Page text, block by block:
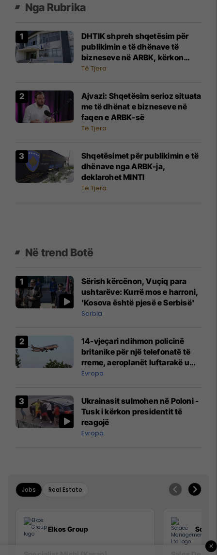
Nga Rubrika
DHTIK shpreh shqetësim për
publikimin e të dhënave të
bizneseve në ARBK, kërkon
ndërhyrje urgjente të
Të Tjera
Ajvazi: Shqetësim serioz situata
me të dhënat e bizneseve në
faqen e ARBK-së
Të Tjera
Shqetësimet për publikimin e të
dhënave nga ARBK-ja,
deklarohet MINTI
Të Tjera
Në trend Botë
Sërish kërcënon, Vuçiq para
ushtarëve: Kurrë mos e harroni,
'Kosova është pjesë e Serbisë'
Serbia
14-vjeçari ndihmon policinë
britanike për një telefonatë të
rreme, aeroplanët luftarakë u
ngritën në ajër për të
Mançesterit
Evropa
Ukrainasit sulmohen në Poloni -
Tusk i kërkon presidentit të
reagojë
Evropa
Jobs Real Estate
Elkos Group
×